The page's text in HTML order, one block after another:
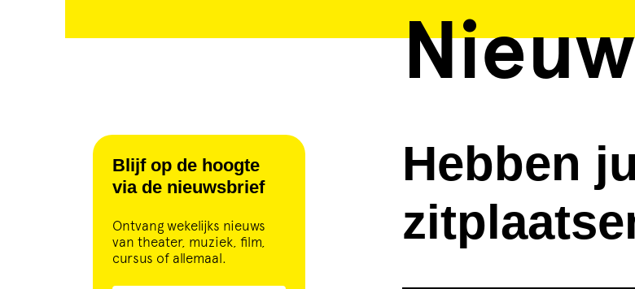
Blijf op de hoogte
via de nieuwsbrief
Ontvang wekelijks nieuws
van theater, muziek, film,
cursus of allemaal.
Hebben